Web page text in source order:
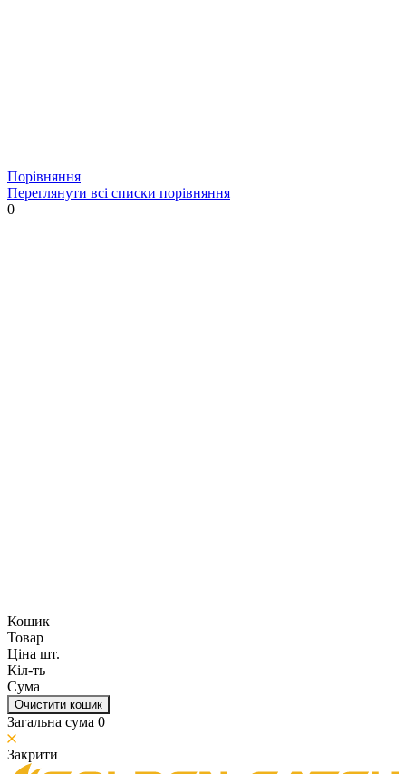
Порівняння
Переглянути всі списки порівняння
0
Кошик
Товар
Ціна шт.
Кіл-ть
Сума
Очистити кошик
Загальна сума 0
Закрити